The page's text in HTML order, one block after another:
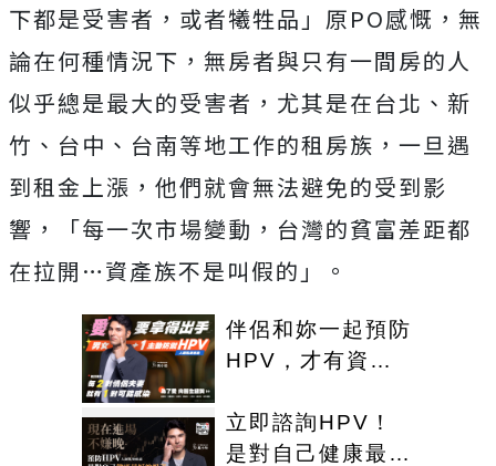
下都是受害者，或者犧牲品」 原PO感慨 ，無
論在何種情況下，無房者與只有一間房的人
似乎總是最大的受害者，尤其是在台北、新
竹、台中、台南等地工作的租房族，一旦遇
到租金上漲，他們就會無法避免的受到影
響，「每一次市場變動，台灣的貧富差距都
在拉開…資產族不是叫假的」。
伴侶和妳一起預防
HPV，才有資格
立即諮詢HPV！
是對自己健康最好